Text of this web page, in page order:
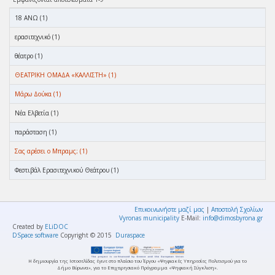
18 ΑΝΩ (1)
ερασιτεχνικό (1)
θέατρο (1)
ΘΕΑΤΡΙΚΗ ΟΜΑΔΑ «ΚΑΛΛΙΣΤΗ» (1)
Μάρω Δούκα (1)
Νέα Ελβετία (1)
παράσταση (1)
Σας αρέσει ο Μπραμς; (1)
Φεστιβάλ Ερασιτεχνικού Θεάτρου (1)
Επικοινωνήστε μαζί μας | Αποστολή Σχολίων
Vyronas municipality E-Mail: info@dimosbyrona.gr
Created by ELiDOC
DSpace software Copyright © 2015 Duraspace
Η δημιουργία της Ιστοσελίδας έγινε στο πλαίσιο του Έργου «Ψηφιακές Υπηρεσίες Πολιτισμού για το
Δήμο Βύρωνα», για το Επιχειρησιακό Πρόγραμμα «Ψηφιακή Σύγκλιση».